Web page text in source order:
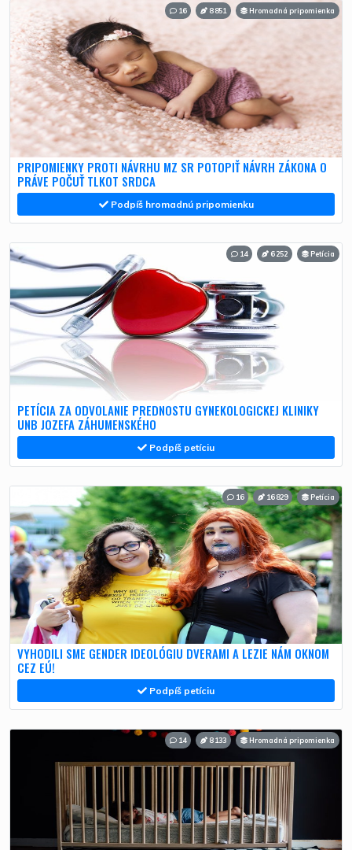
16 8 851 Hromadná pripomienka
PRIPOMIENKY PROTI NÁVRHU MZ SR POTOPIŤ NÁVRH ZÁKONA O
PRÁVE POČUŤ TLKOT SRDCA
Podpíš hromadnú pripomienku
14 6 252 Petícia
PETÍCIA ZA ODVOLANIE PREDNOSTU GYNEKOLOGICKEJ KLINIKY
UNB JOZEFA ZÁHUMENSKÉHO
Podpíš petíciu
16 16 829 Petícia
VYHODILI SME GENDER IDEOLÓGIU DVERAMI A LEZIE NÁM OKNOM
CEZ EÚ!
Podpíš petíciu
14 8 133 Hromadná pripomienka